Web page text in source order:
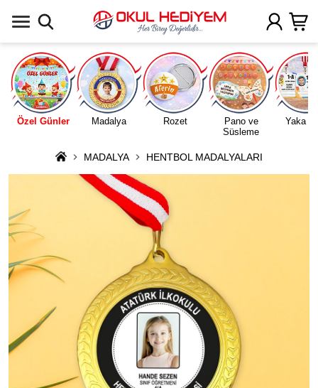
Özel Günler Madalya Rozet
Pano ve
Süsleme
Yaka
MADALYA HENTBOL MADALYALARI
Uygulamada Aç